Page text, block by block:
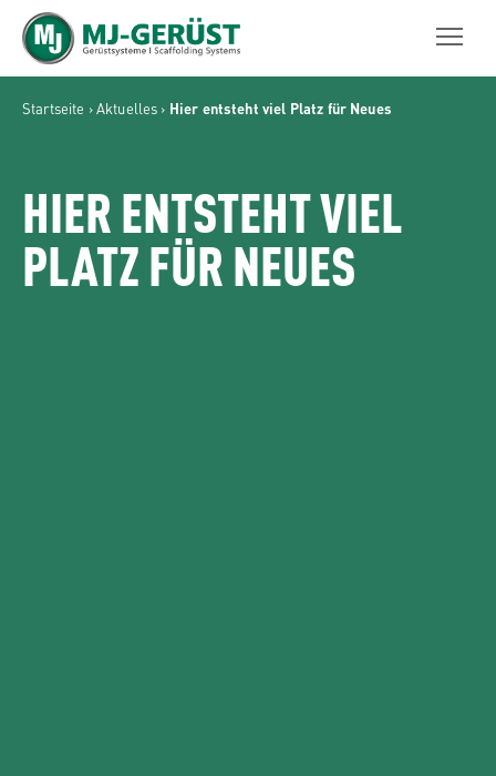
MJ-GERÜST
Startseite ›Aktuelles › Hier entsteht viel Platz für Neues
HIER ENTSTEHT VIEL
PLATZ FÜR NEUES